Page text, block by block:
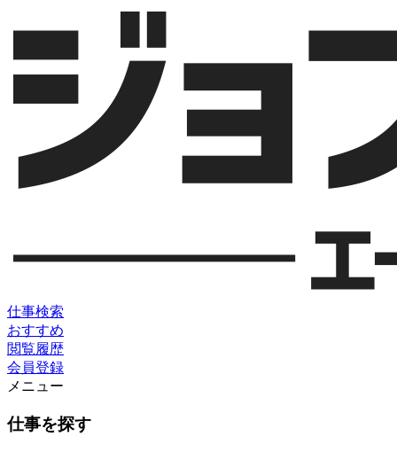
仕事検索
おすすめ
閲覧履歴
会員登録
メニュー
仕事を探す